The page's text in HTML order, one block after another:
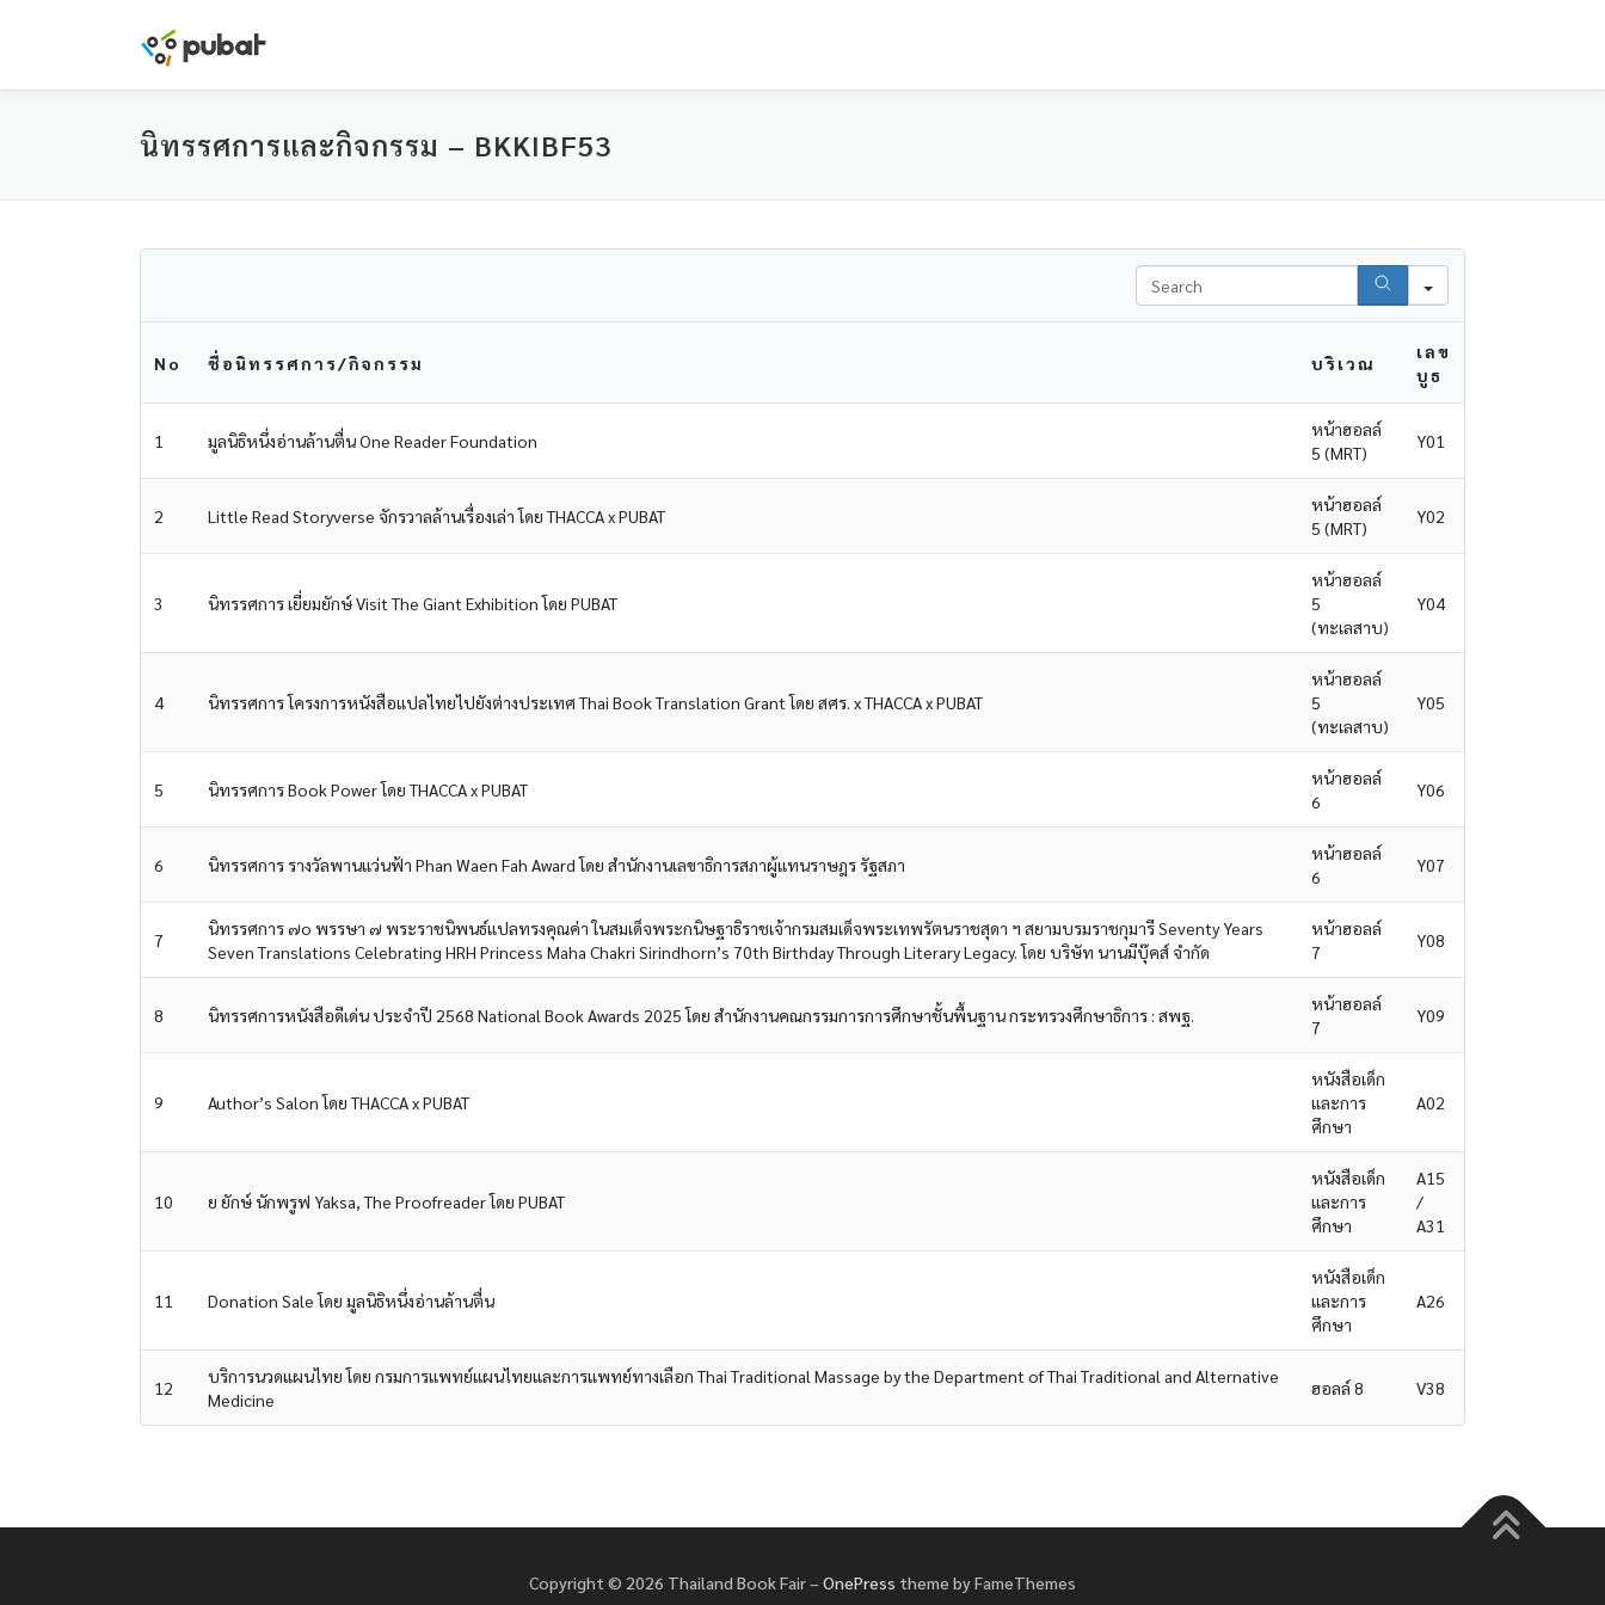
นิทรรศการและกิจกรรม – BKKIBF53
Search
No ชื่อนิทรรศการ/กิจกรรม บริเวณ
เลข
บูธ
1 มูลนิธิหนึ่งอ่านล้านตื่น One Reader Foundation
หน้าฮอลล์
5 (MRT)
Y01
2 Little Read Storyverse จักรวาลล้านเรื่องเล่า โดย THACCA x PUBAT
หน้าฮอลล์
5 (MRT)
Y02
3 นิทรรศการ เยี่ยมยักษ์ Visit The Giant Exhibition โดย PUBAT
หน้าฮอลล์
5
(ทะเลสาบ)
Y04
4 นิทรรศการ โครงการหนังสือแปลไทยไปยังต่างประเทศ Thai Book Translation Grant โดย สศร. x THACCA x PUBAT
หน้าฮอลล์
5
(ทะเลสาบ)
Y05
5 นิทรรศการ Book Power โดย THACCA x PUBAT
หน้าฮอลล์
6
Y06
6 นิทรรศการ รางวัลพานแว่นฟ้า Phan Waen Fah Award โดย สำนักงานเลขาธิการสภาผู้แทนราษฎร รัฐสภา
หน้าฮอลล์
6
Y07
7
นิทรรศการ ๗o พรรษา ๗ พระราชนิพนธ์แปลทรงคุณค่า ในสมเด็จพระกนิษฐาธิราชเจ้ากรมสมเด็จพระเทพรัตนราชสุดา ฯ สยามบรมราชกุมารี Seventy Years
Seven Translations Celebrating HRH Princess Maha Chakri Sirindhorn’s 70th Birthday Through Literary Legacy. โดย บริษัท นานมีบุ๊คส์ จำกัด
หน้าฮอลล์
7
Y08
8 นิทรรศการหนังสือดีเด่น ประจำปี 2568 National Book Awards 2025 โดย สำนักงานคณกรรมการการศึกษาชั้นพื้นฐาน กระทรวงศึกษาธิการ : สพฐ.
หน้าฮอลล์
7
Y09
9 Author’s Salon โดย THACCA x PUBAT
หนังสือเด็ก
และการ
ศึกษา
A02
10 ย ยักษ์ นักพรูฟ Yaksa, The Proofreader โดย PUBAT
หนังสือเด็ก
และการ
ศึกษา
A15
/
A31
11 Donation Sale โดย มูลนิธิหนึ่งอ่านล้านตื่น
หนังสือเด็ก
และการ
ศึกษา
A26
12
บริการนวดแผนไทย โดย กรมการแพทย์แผนไทยและการแพทย์ทางเลือก Thai Traditional Massage by the Department of Thai Traditional and Alternative
Medicine
ฮอลล์ 8 V38
Copyright © 2026 Thailand Book Fair– OnePress theme by FameThemes